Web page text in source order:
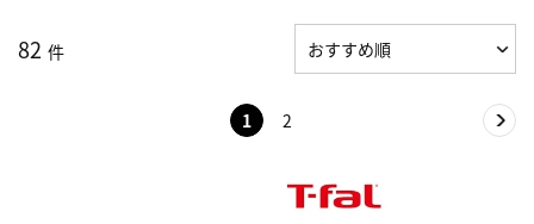
82 件
1 2